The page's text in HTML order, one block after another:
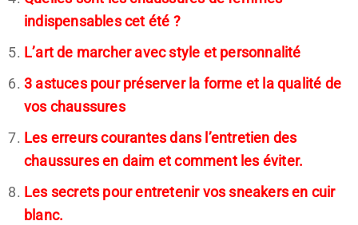
indispensables cet été ?
L’art de marcher avec style et personnalité
3 astuces pour préserver la forme et la qualité de
vos chaussures
Les erreurs courantes dans l’entretien des
chaussures en daim et comment les éviter.
Les secrets pour entretenir vos sneakers en cuir
blanc.